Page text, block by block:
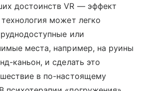
достоинств VR — эффект
может легко
или
места, например, на руины
каньон, и сделать это
в по-настоящему